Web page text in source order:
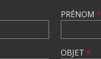
PRÉNOM *
OBJET *